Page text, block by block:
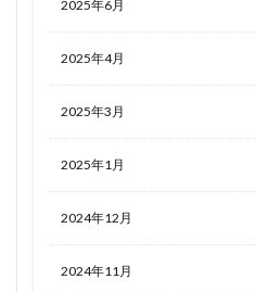
2025年6月
2025年4月
2025年3月
2025年1月
2024年12月
2024年11月